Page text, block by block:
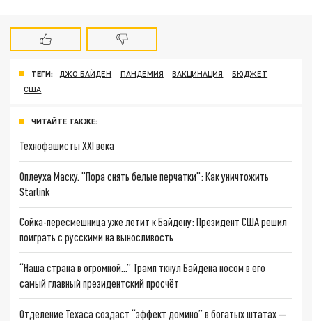
ТЕГИ: ДЖО БАЙДЕН ПАНДЕМИЯ ВАКЦИНАЦИЯ
БЮДЖЕТ
США
ЧИТАЙТЕ ТАКЖЕ:
Технофашисты XXI века
Оплеуха Маску. "Пора снять белые перчатки": Как уничтожить
Starlink
Сойка-пересмешница уже летит к Байдену: Президент США решил
поиграть с русскими на выносливость
“Наша страна в огромной...” Трамп ткнул Байдена носом в его
самый главный президентский просчёт
Отделение Техаса создаст “эффект домино” в богатых штатах —